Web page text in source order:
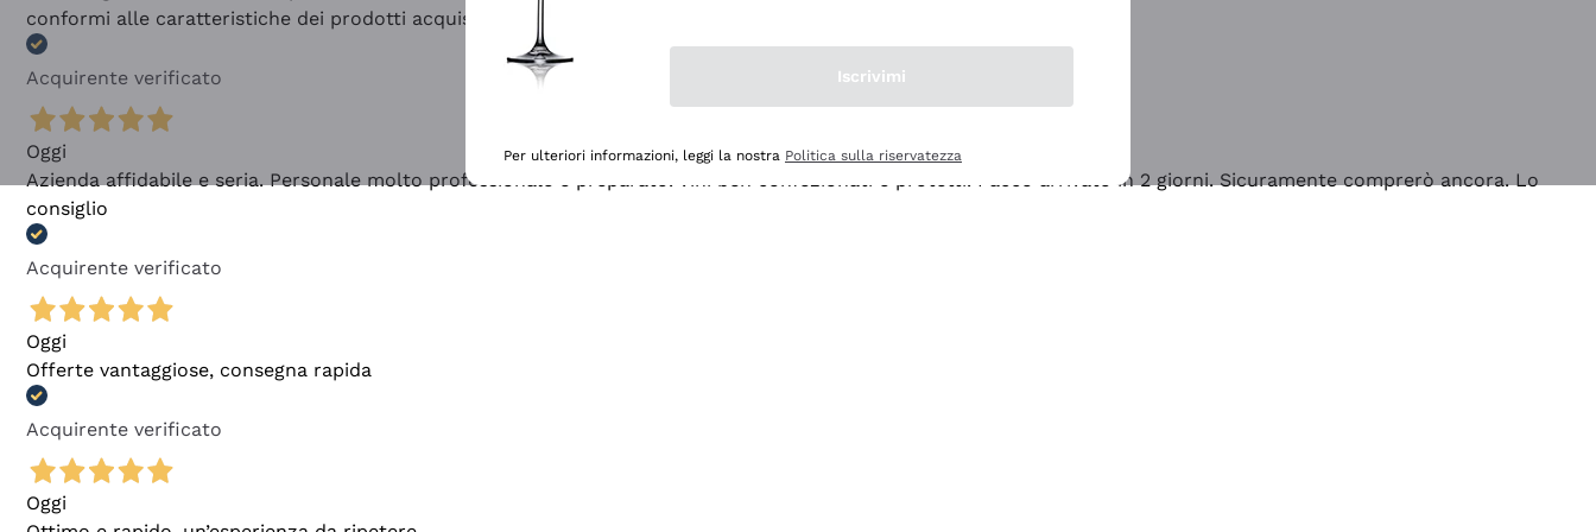
conformi alle caratteristiche dei prodotti acquistati
Acquirente verificato
Oggi
Azienda affidabile e seria. Personale molto professionale e preparato. Vini ben confezionati e protetti. Pacco arrivato in 2 giorni. Sicuramente comprerò ancora. Lo
consiglio
Acquirente verificato
Oggi
Offerte vantaggiose, consegna rapida
Acquirente verificato
Oggi
Iscrivimi
Per ulteriori informazioni, leggi la nostra Politica sulla riservatezza